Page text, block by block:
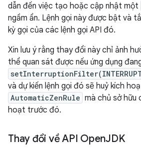
dẫn đến việc tạo hoặc cập nhật một
ngầm ẩn. Lệnh gọi này được bật và
kỳ gọi của các lệnh gọi API đó.
Xin lưu ý rằng thay đổi này chỉ ảnh
thể quan sát được nếu ứng dụng
và dự kiến lệnh gọi đó sẽ huỷ kích
AutomaticZenRule mà chủ sở hữu
hoạt trước đó.
Thay đổi về API OpenJDK